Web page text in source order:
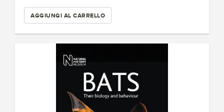
AGGIUNGI AL CARRELLO